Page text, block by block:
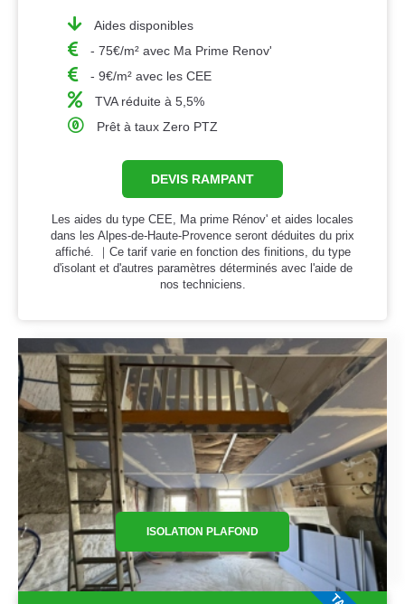
Aides disponibles
- 75€/m² avec Ma Prime Renov'
- 9€/m² avec les CEE
TVA réduite à 5,5%
Prêt à taux Zero PTZ
DEVIS RAMPANT
Les aides du type CEE, Ma prime Rénov' et aides locales
dans les Alpes-de-Haute-Provence seront déduites du prix
affiché. ｜Ce tarif varie en fonction des finitions, du type
d'isolant et d'autres paramètres déterminés avec l'aide de
nos techniciens.
ISOLATION PLAFOND